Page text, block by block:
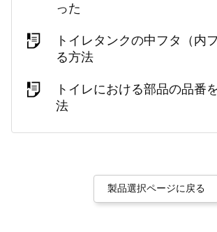
った
トイレタンクの中フタ（内
る方法
トイレにおける部品の品番
法
製品選択ページに戻る